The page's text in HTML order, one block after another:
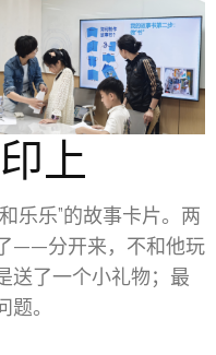
上
乐乐”的故事卡片。两
——分开来，不和他玩
送了一个小礼物；最
。